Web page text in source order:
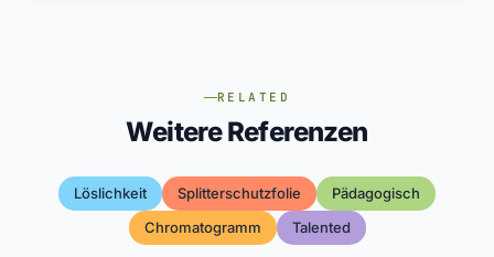
RELATED
Weitere Referenzen
Löslichkeit Splitterschutzfolie
Pädagogisch
Chromatogramm
Talented